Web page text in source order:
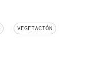
VEGETACIÓN